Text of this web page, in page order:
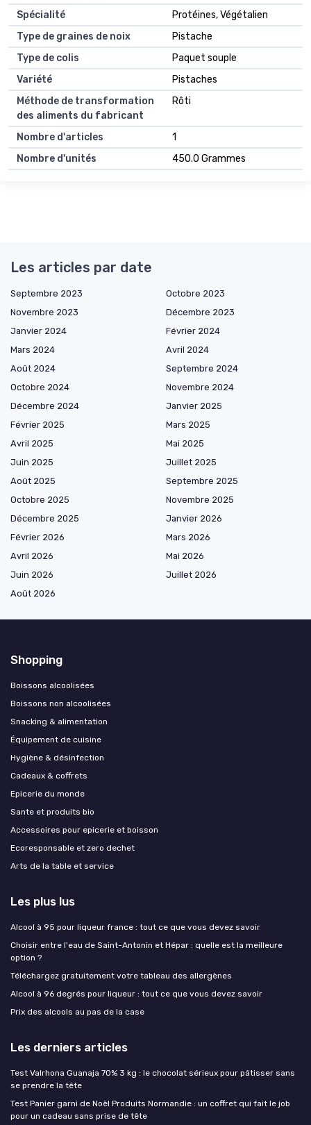
Spécialité
Protéines, Végétalien
Type de graines de noix
Pistache
Type de colis
Paquet souple
Variété
Pistaches
Méthode de transformation
des aliments du fabricant
Rôti
Nombre d'articles
1
Nombre d'unités
450.0 Grammes
Les articles par date
Septembre 2023
Octobre 2023
Novembre 2023
Décembre 2023
Janvier 2024
Février 2024
Mars 2024
Avril 2024
Août 2024
Septembre 2024
Octobre 2024
Novembre 2024
Décembre 2024
Janvier 2025
Février 2025
Mars 2025
Avril 2025
Mai 2025
Juin 2025
Juillet 2025
Août 2025
Septembre 2025
Octobre 2025
Novembre 2025
Décembre 2025
Janvier 2026
Février 2026
Mars 2026
Avril 2026
Mai 2026
Juin 2026
Juillet 2026
Août 2026
Shopping
Boissons alcoolisées
Boissons non alcoolisées
Snacking & alimentation
Équipement de cuisine
Hygiène & désinfection
Cadeaux & coffrets
Epicerie du monde
Sante et produits bio
Accessoires pour epicerie et boisson
Ecoresponsable et zero dechet
Arts de la table et service
Les plus lus
Alcool à 95 pour liqueur france : tout ce que vous devez savoir
Choisir entre l'eau de Saint-Antonin et Hépar : quelle est la meilleure
option ?
Téléchargez gratuitement votre tableau des allergènes
Alcool à 96 degrés pour liqueur : tout ce que vous devez savoir
Prix des alcools au pas de la case
Les derniers articles
Test Valrhona Guanaja 70% 3 kg : le chocolat sérieux pour pâtisser sans
se prendre la tête
Test Panier garni de Noël Produits Normandie : un coffret qui fait le job
pour un cadeau sans prise de tête